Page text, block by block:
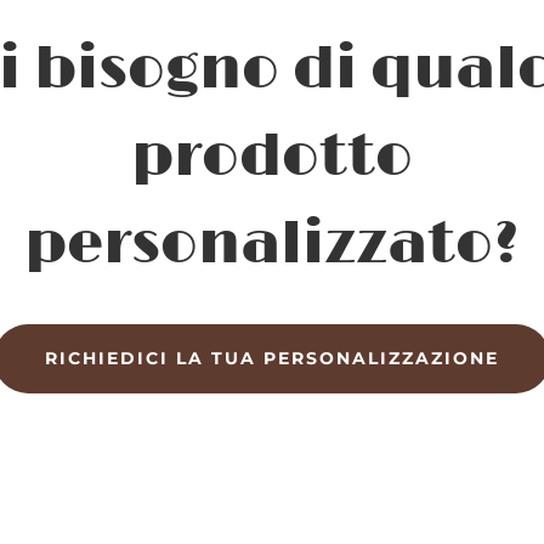
bisogno di
prodotto
personalizzato?
RICHIEDICI LA TUA PERSONALIZZAZIONE